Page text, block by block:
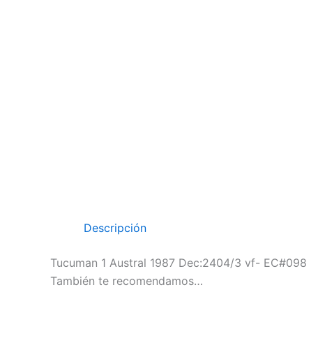
Descripción
Tucuman 1 Austral 1987 Dec:2404/3 vf- EC#098
También te recomendamos…